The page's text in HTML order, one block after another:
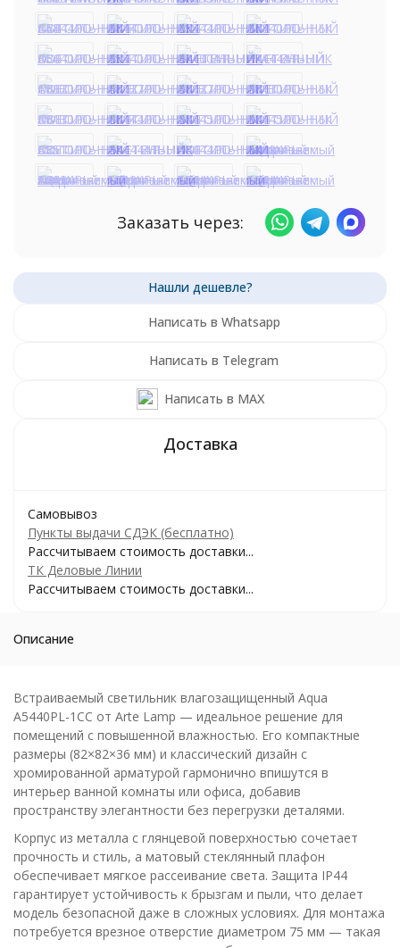
Заказать через:
Написать в Whatsapp
Написать в Telegram
Написать в MAX
Самовывоз
Пункты выдачи СДЭК (бесплатно)
Рассчитываем стоимость доставки...
ТК Деловые Линии
Рассчитываем стоимость доставки...
Описание
Встраиваемый светильник влагозащищенный Aqua
A5440PL-1CC от Arte Lamp — идеальное решение для
помещений с повышенной влажностью. Его компактные
размеры (82×82×36 мм) и классический дизайн с
хромированной арматурой гармонично впишутся в
интерьер ванной комнаты или офиса, добавив
пространству элегантности без перегрузки деталями.
Корпус из металла с глянцевой поверхностью сочетает
прочность и стиль, а матовый стеклянный плафон
обеспечивает мягкое рассеивание света. Защита IP44
гарантирует устойчивость к брызгам и пыли, что делает
модель безопасной даже в сложных условиях. Для монтажа
потребуется врезное отверстие диаметром 75 мм — такая